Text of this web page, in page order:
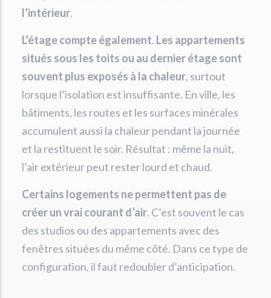
l’intérieur.
L’étage compte également. Les appartements
situés sous les toits ou au dernier étage sont
souvent plus exposés à la chaleur, surtout
lorsque l’isolation est insuffisante. En ville, les
bâtiments, les routes et les surfaces minérales
accumulent aussi la chaleur pendant la journée
et la restituent le soir. Résultat : même la nuit,
l’air extérieur peut rester lourd et chaud.
Certains logements ne permettent pas de
créer un vrai courant d’air. C’est souvent le cas
des studios ou des appartements avec des
fenêtres situées du même côté. Dans ce type de
configuration, il faut redoubler d’anticipation.